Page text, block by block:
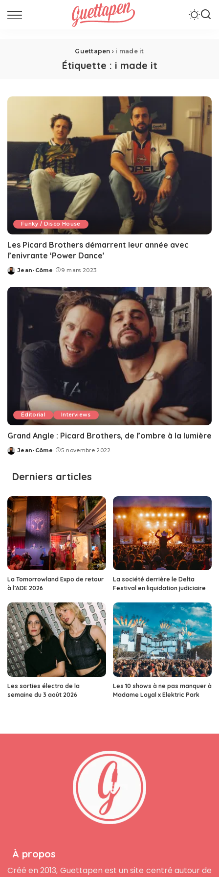
Guettapen › i made it
Étiquette : i made it
Funky / Disco House
Les Picard Brothers démarrent leur année avec
l’enivrante ‘Power Dance’
Posted
Jean-Côme 9 mars 2023
Éditorial Interviews
Grand Angle : Picard Brothers, de l’ombre à la lumière
Posted
Jean-Côme 5 novembre 2022
Derniers articles
La Tomorrowland Expo de retour
à l’ADE 2026
La société derrière le Delta
Festival en liquidation judiciaire
Les sorties électro de la
semaine du 3 août 2026
Les 10 shows à ne pas manquer à
Madame Loyal x Elektric Park
À propos
Créé en 2013, Guettapen est un site centré autour de